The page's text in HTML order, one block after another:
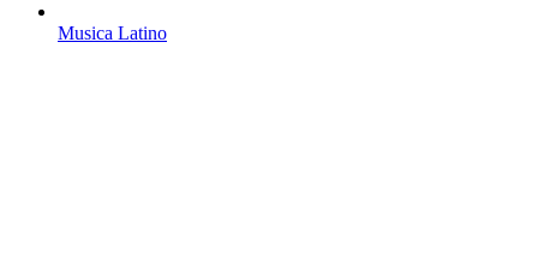
Musica Latino